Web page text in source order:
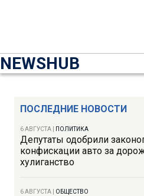
NEWSHUB
ПОСЛЕДНИЕ НОВОСТИ
6 АВГУСТА ПОЛИТИКА
Депутаты одобрили
конфискации авто за
хулиганство
6 АВГУСТА ОБЩЕСТВО